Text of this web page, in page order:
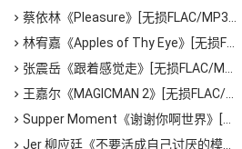
蔡依林《Pleasure》[无损FLAC/MP3/523MB]百度云网盘下载
林宥嘉《Apples of Thy Eye》[无损FLAC/MP3/601MB]百度云网盘下载
张震岳《跟着感觉走》[无损FLAC/MP3/606MB]百度云网盘下载
王嘉尔《MAGICMAN 2》[无损FLAC/MP3/464MB]百度云网盘下载
Supper Moment《谢谢你啊世界》[无损FLAC/MP3/808MB]百度云网盘下载
Jer 柳应廷《不要活成自己讨厌的模样》[无损FLAC/MP3/65MB]百度云网盘下载